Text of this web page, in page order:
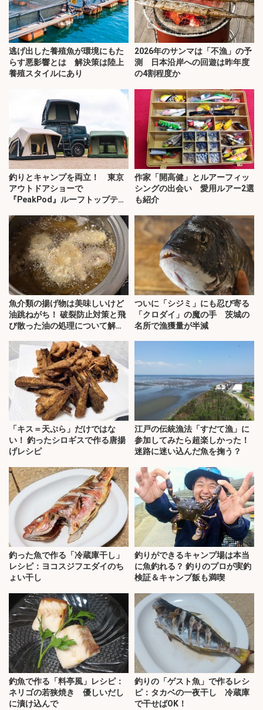
逃げ出した養殖魚が環境にもた
らす悪影響とは 解決策は陸上
養殖スタイルにあり
2026年のサンマは「不漁」の予
測 日本沿岸への回遊は昨年度
の4割程度か
釣りとキャンプを両立！ 東京
アウトドアショーで
『PeakPod』ルーフトップテン
作家「開高健」とルアーフィッ
シングの出会い 愛用ルアー2選
も紹介
魚介類の揚げ物は美味しいけど
油跳ねがち！ 破裂防止対策と飛
び散った油の処理について解
ついに「シジミ」にも忍び寄る
「クロダイ」の魔の手 茨城の
名所で漁獲量が半減
「キス＝天ぷら」だけではな
い！ 釣ったシロギスで作る唐揚
げレシピ
江戸の伝統漁法「すだて漁」に
参加してみたら超楽しかった！
迷路に迷い込んだ魚を掬う？
釣った魚で作る「冷蔵庫干し」
レシピ：ヨコスジフエダイのち
ょい干し
釣りができるキャンプ場は本当
に魚釣れる？ 釣りのプロが実釣
検証＆キャンプ飯も満喫
釣魚で作る「料亭風」レシピ：
ネリゴの若狭焼き 優しいだし
に漬け込んで
釣りの「ゲスト魚」で作るレシ
ピ：タカベの一夜干し 冷蔵庫
で干せばOK！